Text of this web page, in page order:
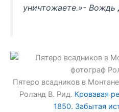
уничтожаете.»-
Пятеро всадников в
Роланд В. Рид. Кровавая
1850. Забытая